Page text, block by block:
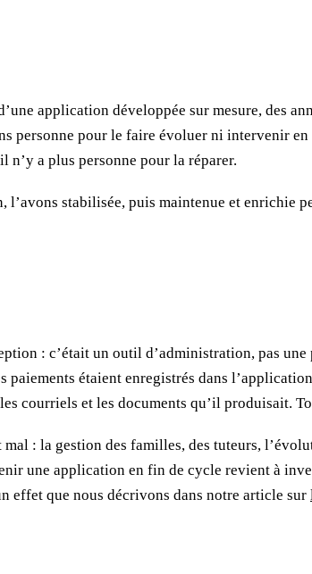
application développée sur mesure, des
personne pour le faire évoluer ni intervenir
a plus personne pour la réparer.
stabilisée, puis maintenue et enrichie
: c’était un outil d’administration, pas
étaient enregistrés dans
courriels et les documents qu’il produisait.
: la gestion des familles, des tuteurs,
une application en fin de cycle revient à
effet que nous décrivons dans notre article sur